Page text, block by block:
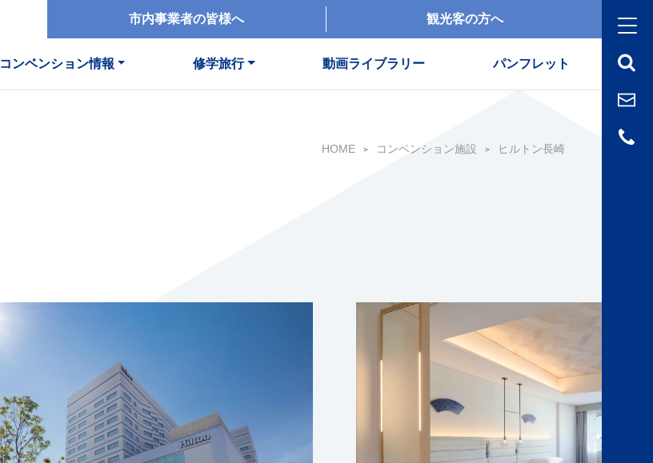
市内事業者の皆様へ 観光客の方へ
コンベンション情報 修学旅行 動画ライブラリー パンフレット
HOME コンベンション施設 ヒルトン長崎